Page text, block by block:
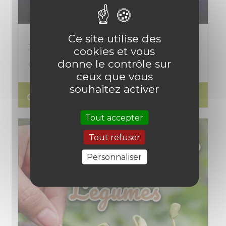
Jardiner avec la lune en mars 2026 :
calendrier et travaux du potager
search
Ce site utilise des
cookies et vous
donne le contrôle sur
ceux que vous
souhaitez activer
Tout accepter
Tout refuser
Personnaliser